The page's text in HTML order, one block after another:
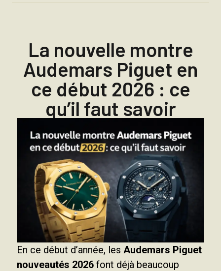
La nouvelle montre
Audemars Piguet en
ce début 2026 : ce
qu’il faut savoir
En ce début d’année, les Audemars Piguet
nouveautés 2026 font déjà beaucoup